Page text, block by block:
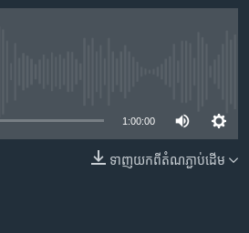
1:00:00
ទាញ​យក​ពី​តំណភ្ជាប់​ដើម